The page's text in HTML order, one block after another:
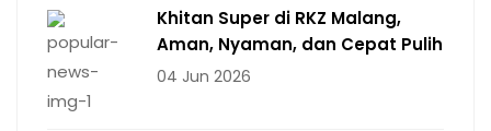
Khitan Super di RKZ Malang,
Aman, Nyaman, dan Cepat Pulih
04 Jun 2026